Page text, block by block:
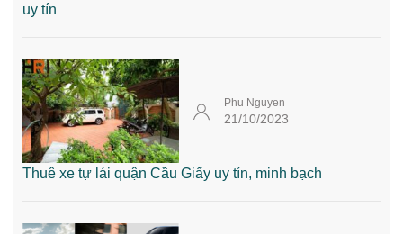
uy tín
Phu Nguyen
21/10/2023
Thuê xe tự lái quận Cầu Giấy uy tín, minh bạch